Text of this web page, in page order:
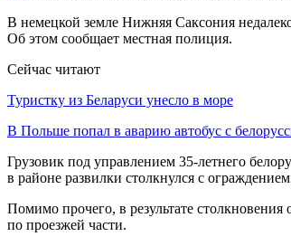
В немецкой земле Нижняя Саксония
Об этом сообщает местная полиция.
Сейчас читают
Туристку из Беларуси унесло в море
В Польше попал в аварию автобус с
Грузовик под управлением 35-летнего
в районе развилки столкнулся с
Помимо прочего, в результате
по проезжей части.